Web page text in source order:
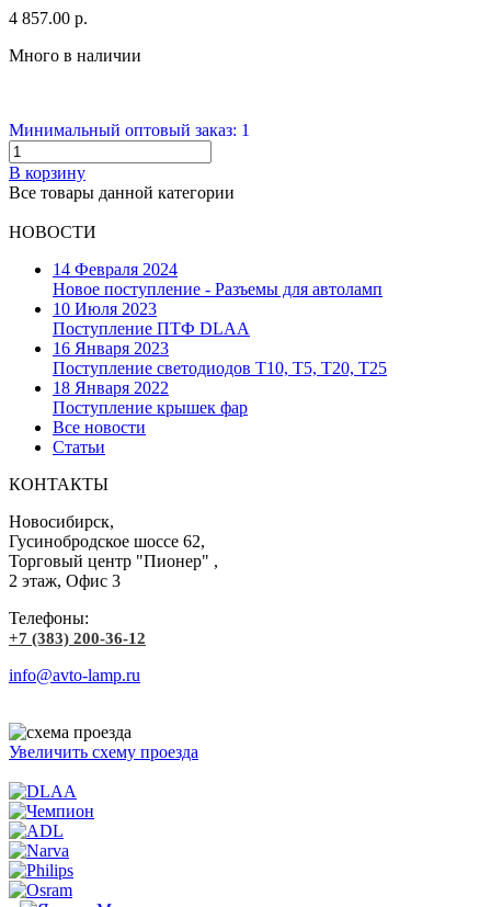
4 857.00 р.
Много в наличии
Минимальный оптовый заказ: 1
В корзину
Все товары данной категории
НОВОСТИ
14 Февраля 2024
Новое поступление - Разъемы для автоламп
10 Июля 2023
Поступление ПТФ DLAA
16 Января 2023
Поступление светодиодов T10, T5, T20, T25
18 Января 2022
Поступление крышек фар
Все новости
Статьи
КОНТАКТЫ
Новосибирск,
Гусинобродское шоссе 62,
Торговый центр "Пионер" ,
2 этаж, Офис 3
Телефоны:
+7 (383) 200-36-12
info@avto-lamp.ru
Увеличить схему проезда